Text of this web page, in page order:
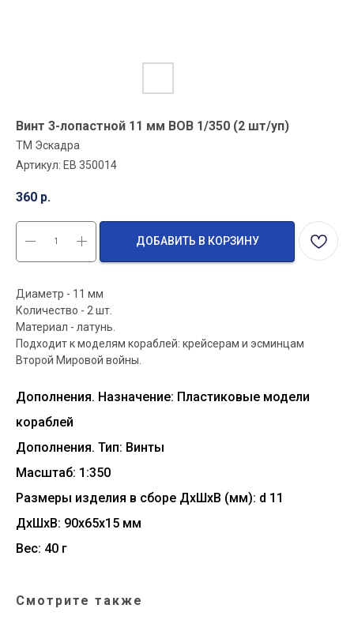
Винт 3-лопастной 11 мм ВОВ 1/350 (2 шт/уп)
ТМ Эскадра
Артикул: EB 350014
360 р.
ДОБАВИТЬ В КОРЗИНУ
Диаметр - 11 мм
Количество - 2 шт.
Материал - латунь.
Подходит к моделям кораблей: крейсерам и эсминцам
Второй Мировой войны.
Дополнения. Назначение: Пластиковые модели
кораблей
Дополнения. Тип: Винты
Масштаб: 1:350
Размеры изделия в сборе ДхШхВ (мм): d 11
ДxШxВ: 90x65x15 мм
Вес: 40 г
Смотрите также